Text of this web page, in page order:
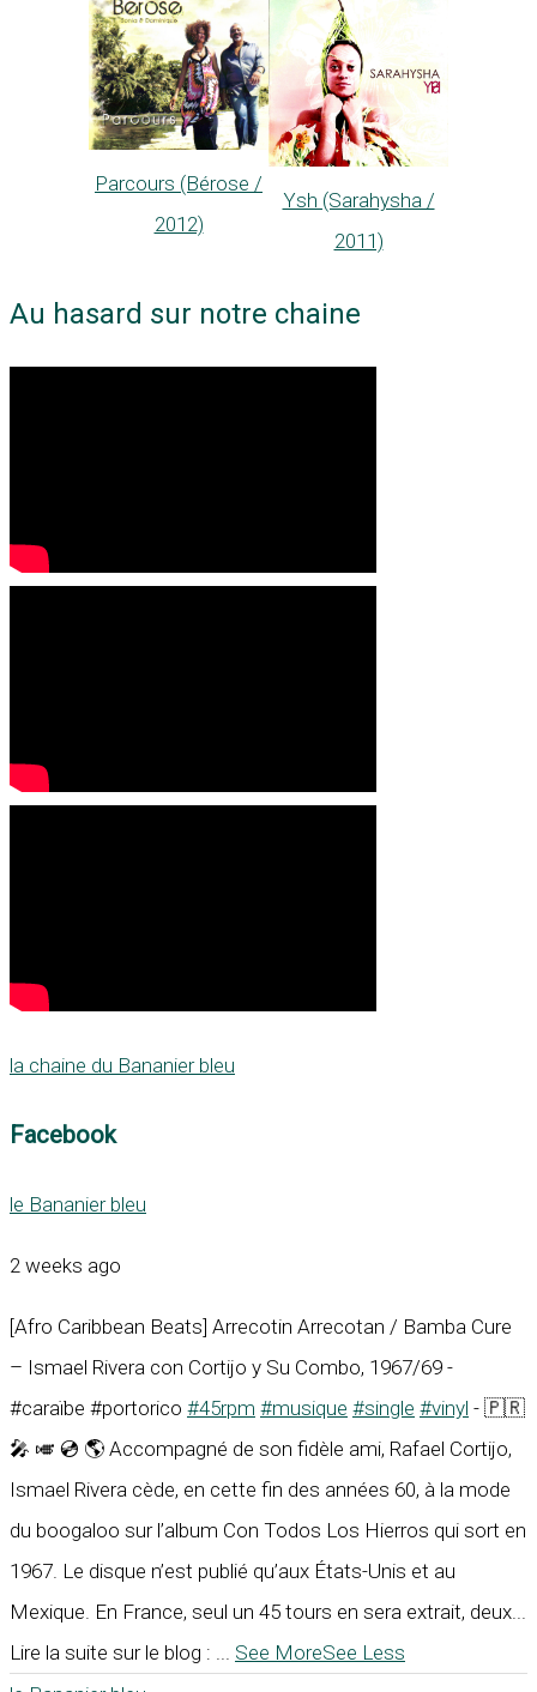
Parcours (Bérose /
2012)
Ysh (Sarahysha /
2011)
Au hasard sur notre chaine
la chaine du Bananier bleu
Facebook
le Bananier bleu
2 weeks ago
[Afro Caribbean Beats] Arrecotin Arrecotan / Bamba Cure
– Ismael Rivera con Cortijo y Su Combo, 1967/69 -
#caraïbe #portorico #45rpm #musique #single #vinyl - 🇵🇷
🎤 🎺 💿 🌎 Accompagné de son fidèle ami, Rafael Cortijo,
Ismael Rivera cède, en cette fin des années 60, à la mode
du boogaloo sur l’album Con Todos Los Hierros qui sort en
1967. Le disque n’est publié qu’aux États-Unis et au
Mexique. En France, seul un 45 tours en sera extrait, deux...
Lire la suite sur le blog : ... See MoreSee Less